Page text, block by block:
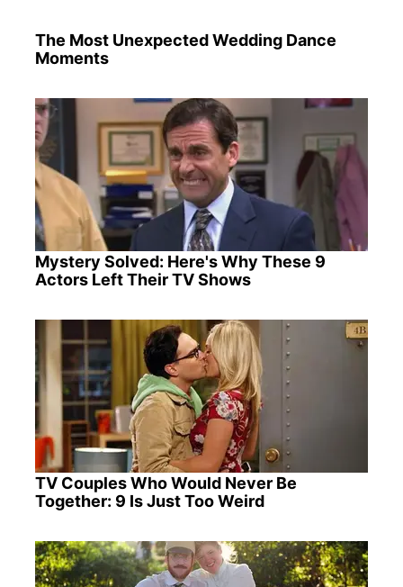
The Most Unexpected Wedding Dance
Moments
Mystery Solved: Here's Why These 9
Actors Left Their TV Shows
TV Couples Who Would Never Be
Together: 9 Is Just Too Weird